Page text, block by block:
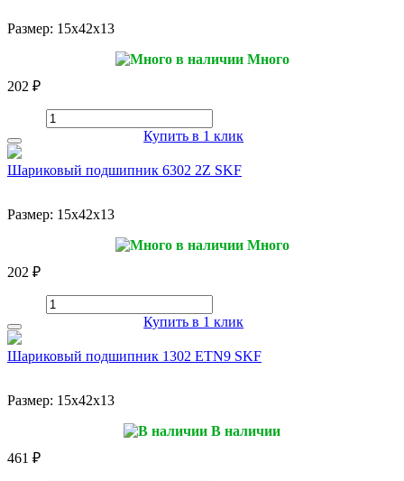
Размер: 15x42x13
Много
202 ₽
Купить в 1 клик
Шариковый подшипник 6302 2Z SKF
Размер: 15x42x13
Много
202 ₽
Купить в 1 клик
Шариковый подшипник 1302 ETN9 SKF
Размер: 15x42x13
В наличии
461 ₽